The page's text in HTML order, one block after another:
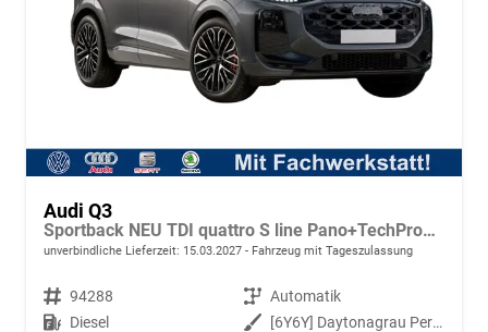
Audi Q3
Sportback NEU TDI quattro S line Pano+TechPro+Matrix+AHK+HUD+Alu20+KlimaPlus+DCC+SONOS
unverbindliche Lieferzeit: 15.03.2027 Fahrzeug mit Tageszulassung
Fahrzeugnr. 94288 Getriebe Automatik
Kraftstoff Diesel Außenfarbe
[6Y6Y] Daytonagrau Perleffekt